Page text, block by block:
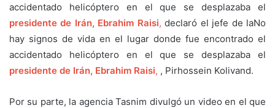
accidentado helicóptero en el que se desplazaba el
presidente de Irán, Ebrahim Raisi, declaró el jefe de laNo
hay signos de vida en el lugar donde fue encontrado el
accidentado helicóptero en el que se desplazaba el
presidente de Irán, Ebrahim Raisi, , Pirhossein Kolivand.
Por su parte, la agencia Tasnim divulgó un video en el que